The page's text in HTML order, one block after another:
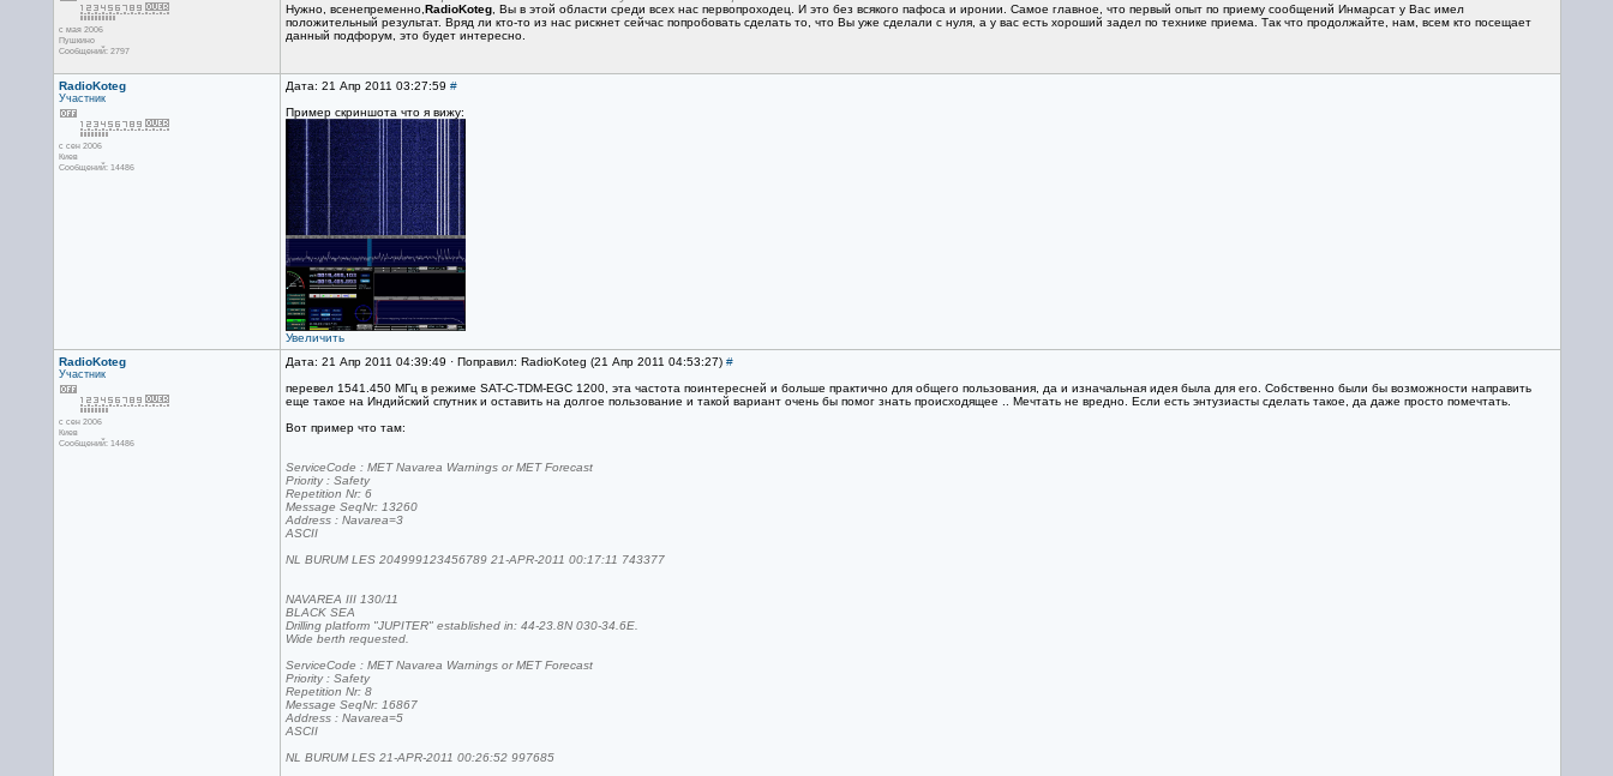
с мая 2006
Пушкино
Сообщений: 2797
Нужно, всенепременно, RadioKoteg, Вы в этой области среди всех нас первопроходец. И это без всякого пафоса и иронии. Самое главное, что первый опыт по приему сообщений Инмарсат у Вас имел
положительный результат. Вряд ли кто-то из нас рискнет сейчас попробовать сделать то, что Вы уже сделали с нуля, а у вас есть хороший задел по технике приема. Так что продолжайте, нам, всем кто посещает
данный подфорум, это будет интересно.
RadioKoteg
Участник
с сен 2006
Киев
Сообщений: 14486
Дата: 21 Апр 2011 03:27:59 #
Пример скриншота что я вижу:
Увеличить
RadioKoteg
Участник
с сен 2006
Киев
Сообщений: 14486
Дата: 21 Апр 2011 04:39:49 · Поправил: RadioKoteg (21 Апр 2011 04:53:27) #
перевел 1541.450 МГц в режиме SAT-C-TDM-EGC 1200, эта частота поинтересней и больше практично для общего пользования, да и изначальная идея была для его. Собственно были бы возможности направить
еще такое на Индийский спутник и оставить на долгое пользование и такой вариант очень бы помог знать происходящее .. Мечтать не вредно. Если есть энтузиасты сделать такое, да даже просто помечтать.
Вот пример что там:
ServiceCode : MET Navarea Warnings or MET Forecast
Priority : Safety
Repetition Nr: 6
Message SeqNr: 13260
Address : Navarea=3
ASCII
NL BURUM LES 204999123456789 21-APR-2011 00:17:11 743377
NAVAREA III 130/11
BLACK SEA
Drilling platform "JUPITER" established in: 44-23.8N 030-34.6E.
Wide berth requested.
ServiceCode : MET Navarea Warnings or MET Forecast
Priority : Safety
Repetition Nr: 8
Message SeqNr: 16867
Address : Navarea=5
ASCII
NL BURUM LES 21-APR-2011 00:26:52 997685